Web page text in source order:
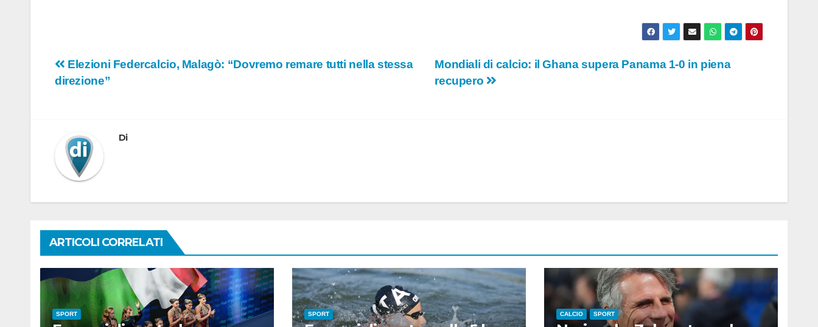
Navigazione
Mondiali di calcio: il Ghana supera Panama 1-0 in piena
recupero
Elezioni Federcalcio, Malagò: “Dovremo remare tutti nella stessa
direzione”
Di
ARTICOLI CORRELATI
SPORT SPORT CALCIO SPORT